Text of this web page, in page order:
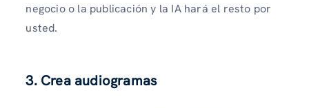
negocio o la publicación y la IA hará el resto por
usted.
3. Crea audiogramas